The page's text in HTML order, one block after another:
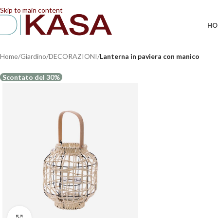
Skip to main content
Home/Giardino/DECORAZIONI/Lanterna in paviera con manico
Scontato del 30%